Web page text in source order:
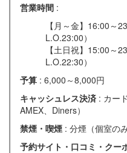
営業時間 :
【月～金】16:00～
L.O.23:00）
【土日祝】15:00～
L.O.22:30）
予算 : 6,000～8,000円
キャッシュレス決済 : カー
AMEX、Diners）
禁煙・喫煙 : 分煙（個室の
予約サイト・口コミ・クー